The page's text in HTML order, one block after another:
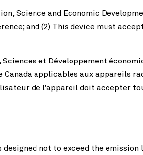
Science and Economic
and (2) This device must
et Développement
applicables aux appareils
de l'appareil doit accepter
not to exceed the